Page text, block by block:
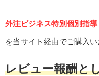
外注ビジネス特別個別指導
を当サイト経由でご購入い
レビュー報酬と